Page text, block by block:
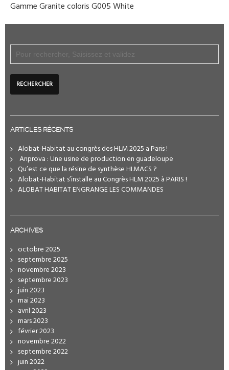
Gamme Granite coloris G005 White
ARTICLES RÉCENTS
Alobat-Habitat au congrès des HLM 2025 a Paris !
️ Anprova : Une usine de production en guadeloupe
Qu’est ce que la résine de synthèse HI.MACS ?
Alobat-Habitat s’installe au Congrès HLM 2025 à PARIS !
ALOBAT HABITAT ENGRANGE LES COMMANDES
ARCHIVES
octobre 2025
septembre 2025
novembre 2023
septembre 2023
juin 2023
mai 2023
avril 2023
mars 2023
février 2023
novembre 2022
septembre 2022
juin 2022